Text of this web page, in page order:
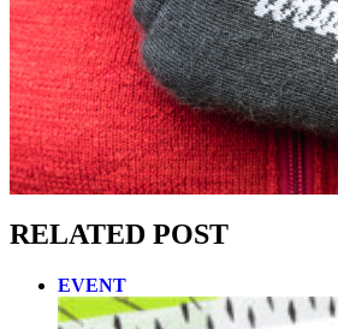
RELATED POST
EVENT